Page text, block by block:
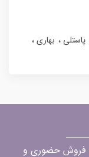
پاستلی
بهاری
در زمینه فروش حضوری و